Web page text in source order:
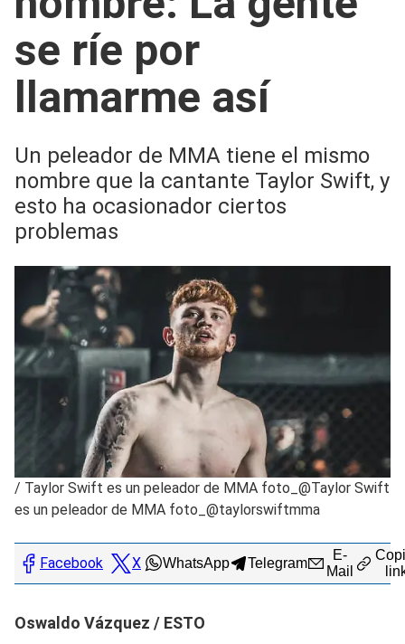
se ríe por
llamarme así
Un peleador de MMA tiene el mismo
nombre que la cantante Taylor Swift, y
esto ha ocasionador ciertos
problemas
/ Taylor Swift es un peleador de MMA foto_@Taylor Swift
es un peleador de MMA foto_@taylorswiftmma
Facebook X WhatsApp Telegram
E-
Mail
Oswaldo Vázquez / ESTO